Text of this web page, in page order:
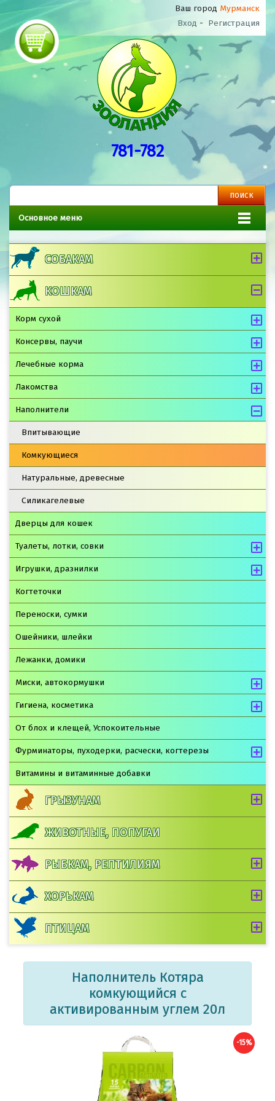
Ваш город Мурманск
Вход - Регистрация
781-782
Основное меню
СОБАКАМ
КОШКАМ
Корм сухой
Консервы, паучи
Лечебные корма
Лакомства
Наполнители
Впитывающие
Комкующиеся
Натуральные, древесные
Силикагелевые
Дверцы для кошек
Туалеты, лотки, совки
Игрушки, дразнилки
Когтеточки
Переноски, сумки
Ошейники, шлейки
Лежанки, домики
Миски, автокормушки
Гигиена, косметика
От блох и клещей, Успокоительные
Фурминаторы, пуходерки, расчески, когтерезы
Витамины и витаминные добавки
ГРЫЗУНАМ
ЖИВОТНЫЕ, ПОПУГАИ
РЫБКАМ, РЕПТИЛИЯМ
ХОРЬКАМ
ПТИЦАМ
Наполнитель Котяра
комкующийся с
активированным углем 20л
-15%